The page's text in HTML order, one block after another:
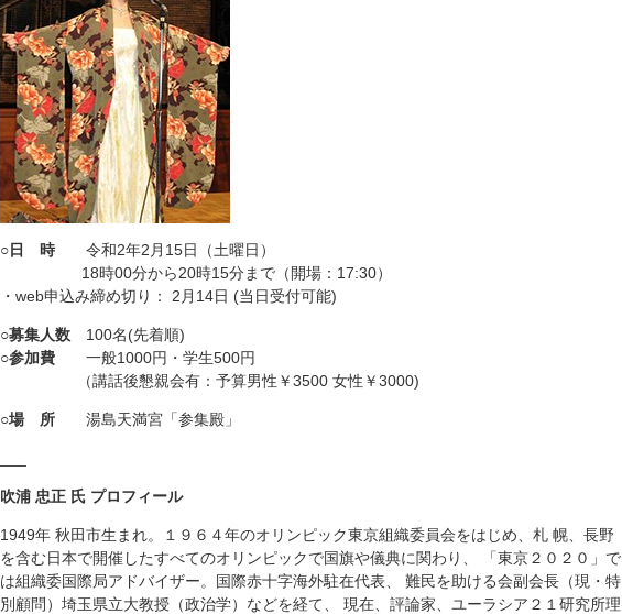
○日 時 令和2年2月15日（土曜日）
18時00分から20時15分まで（開場：17:30）
・web申込み締め切り： 2月14日 (当日受付可能)
○募集人数 100名(先着順)
○参加費 一般1000円・学生500円
（講話後懇親会有：予算男性￥3500 女性￥3000)
○場 所 湯島天満宮「参集殿」
吹浦 忠正 氏 プロフィール
1949年 秋田市生まれ。１９６４年のオリンピック東京組織委員会をはじめ、札 幌、長野
を含む日本で開催したすべてのオリンピックで国旗や儀典に関わり、 「東京２０２０」で
は組織委国際局アドバイザー。国際赤十字海外駐在代表、 難民を助ける会副会長（現・特
別顧問）埼玉県立大教授（政治学）などを経て、 現在、評論家、ユーラシア２１研究所理